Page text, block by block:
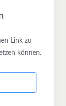
Link zu
können.